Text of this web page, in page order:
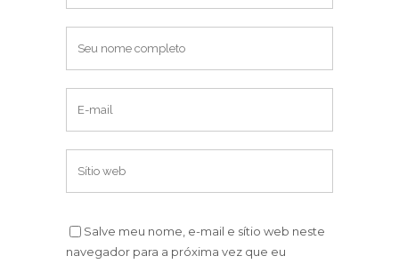
Salve meu nome, e-mail e sítio web neste
navegador para a próxima vez que eu